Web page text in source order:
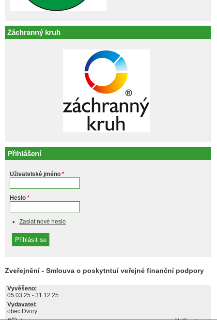
Záchranný kruh
Přihlášení
Uživatelské jméno *
Heslo *
Zaslat nové heslo
Zveřejnění - Smlouva o poskytntuí veřejné finanční podpory
Vyvěšeno:
05.03.25 - 31.12.25
Vydavatel:
obec Dvory